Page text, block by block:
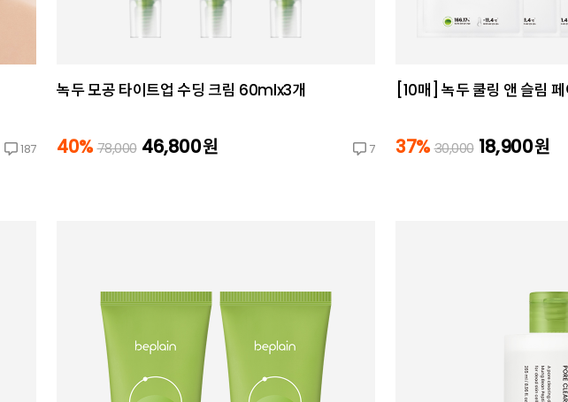
187
녹두 모공 타이트업 수딩 크림 60mlx3개
40% 78,000 46,800원 7
[10매] 녹두 쿨링 앤 슬림
37% 30,000 18,900원